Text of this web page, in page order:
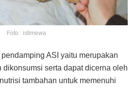
Foto : istimewa
ASI yaitu merupakan
dikonsumsi serta dapat dicerna oleh
tambahan untuk memenuhi